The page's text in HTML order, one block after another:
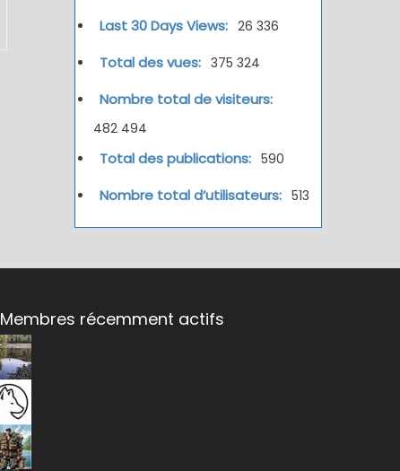
Last 30 Days Views: 26 336
Total des vues: 375 324
Nombre total de visiteurs:
482 494
Total des publications: 590
Nombre total d’utilisateurs: 513
Membres récemment actifs